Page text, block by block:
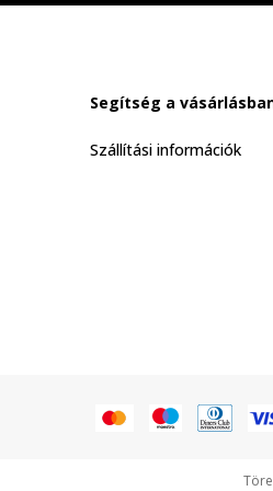
Segítség a
Szállítási információk